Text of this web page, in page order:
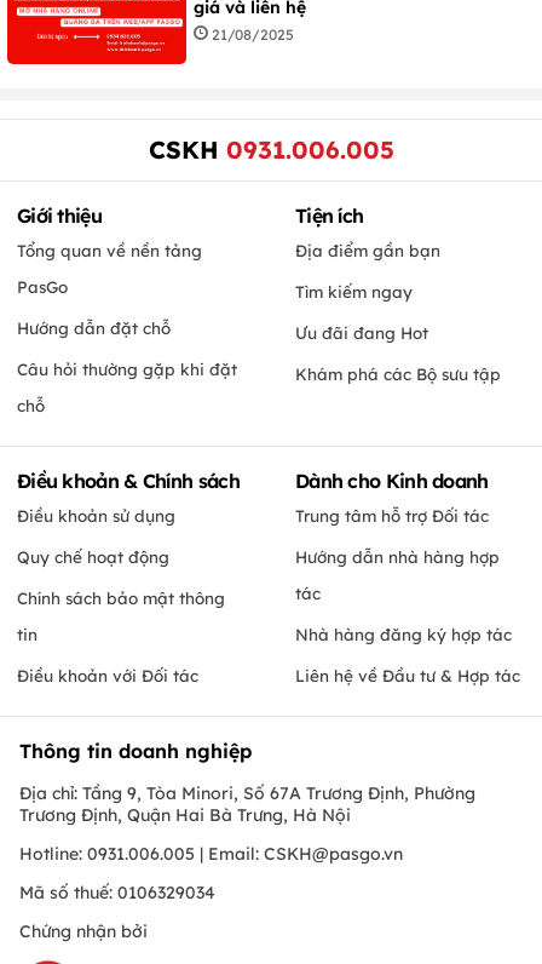
giá và liên hệ
21/08/2025
CSKH 0931.006.005
Giới thiệu
Tổng quan về nền tảng
PasGo
Hướng dẫn đặt chỗ
Câu hỏi thường gặp khi đặt
chỗ
Tiện ích
Địa điểm gần bạn
Tìm kiếm ngay
Ưu đãi đang Hot
Khám phá các Bộ sưu tập
Điều khoản & Chính sách
Điều khoản sử dụng
Quy chế hoạt động
Chính sách bảo mật thông
tin
Điều khoản với Đối tác
Dành cho Kinh doanh
Trung tâm hỗ trợ Đối tác
Hướng dẫn nhà hàng hợp
tác
Nhà hàng đăng ký hợp tác
Liên hệ về Đầu tư & Hợp tác
Thông tin doanh nghiệp
Địa chỉ: Tầng 9, Tòa Minori, Số 67A Trương Định, Phường
Trương Định, Quận Hai Bà Trưng, Hà Nội
Hotline: 0931.006.005 | Email: CSKH@pasgo.vn
Mã số thuế: 0106329034
Chứng nhận bởi